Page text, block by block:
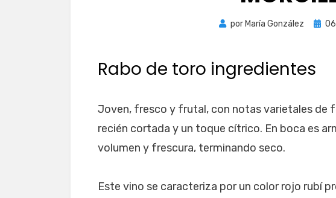
por María González
Rabo de toro ingredientes
Joven, fresco y frutal, con notas varietales de
recién cortada y un toque cítrico. En boca es
volumen y frescura, terminando seco.
Este vino se caracteriza por un color rojo rubí